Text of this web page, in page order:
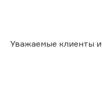
Уважаемые клиенты